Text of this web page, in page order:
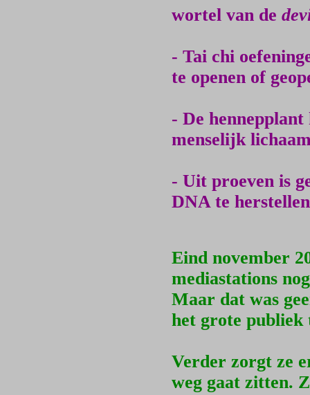
wortel van de
- Tai chi
te openen of
- De hennepplant
menselijk
- Uit proeven is
DNA te
Eind november
mediastations
Maar dat was
het grote publiek
Verder zorgt ze
weg gaat zitten.